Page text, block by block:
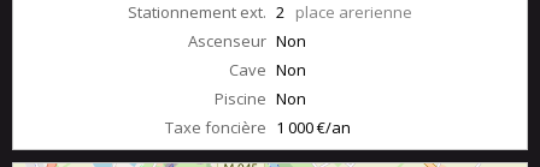
Stationnement ext. 2 place arerienne
Ascenseur Non
Cave Non
Piscine Non
Taxe foncière 1 000 €/an